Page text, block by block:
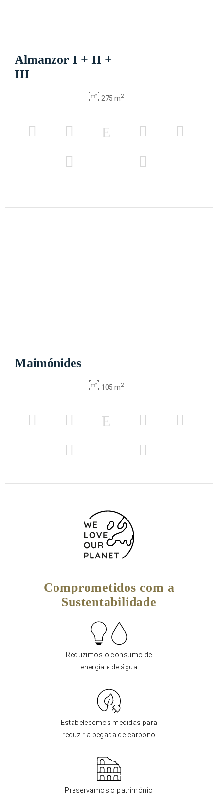
Almanzor I + II +
III
275 m2
Maimónides
105 m2
Comprometidos com a
Sustentabilidade
Reduzimos o consumo de
energia e de água
Estabelecemos medidas para
reduzir a pegada de carbono
Preservamos o património